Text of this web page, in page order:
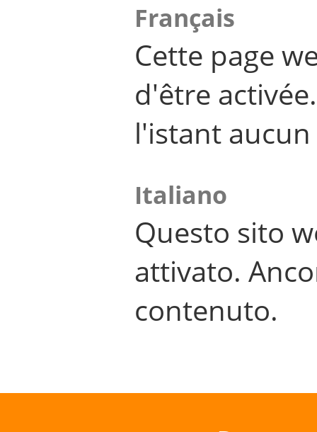
Français
Cette page
d'être
l'istant
Italiano
Questo sito
attivato.
contenuto.